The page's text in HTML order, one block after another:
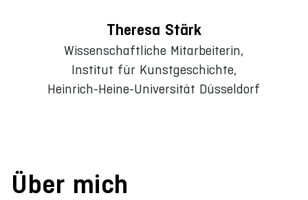
Theresa Stärk
Wissenschaftliche Mitarbeiterin,
Institut für Kunstgeschichte,
Heinrich-Heine-Universität Düsseldorf
Über mich